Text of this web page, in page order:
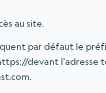
au site.
par défaut le
devant l'adresse